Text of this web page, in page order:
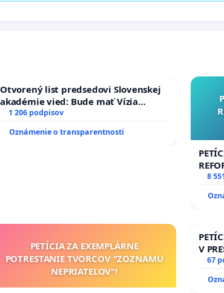
Otvorený list predsedovi Slovenskej
akadémie vied: Bude mať Vízia
Slovenska 2040 mravnú chrbticu?
1 206 podpisov
Oznámenie o transparentnosti
8
PETÍCIA ZA EXEMPLÁRNE
POTRESTANIE TVORCOV "ZOZNAMU
NEPRIATEĽOV"!
V
V
8.00
67